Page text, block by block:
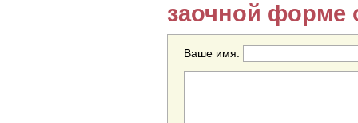
заочной форме
Ваше имя: